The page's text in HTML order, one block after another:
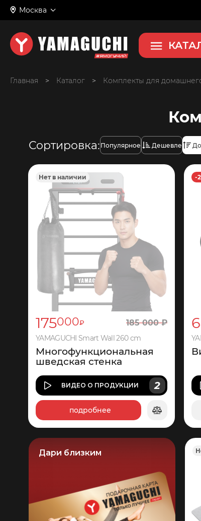
Москва
Главная > > Комплекты для
Сортировка: Популярное Дешевле
Нет в наличии
175000₽ 185 000₽
YAMAGUCHI Smart Wall 260 cm
Многофункциональная
шведская стенка
ВИДЕО О ПРОДУКЦИИ 2
подробнее
-
Дари близким